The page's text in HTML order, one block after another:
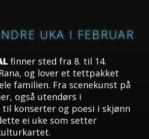
UKA I FEBRUAR
finner sted fra 8. til 14.
og lover et tettpakket
familien. Fra scenekunst på
også utendørs i
til konserter og poesi i skjønn
ei uke som setter